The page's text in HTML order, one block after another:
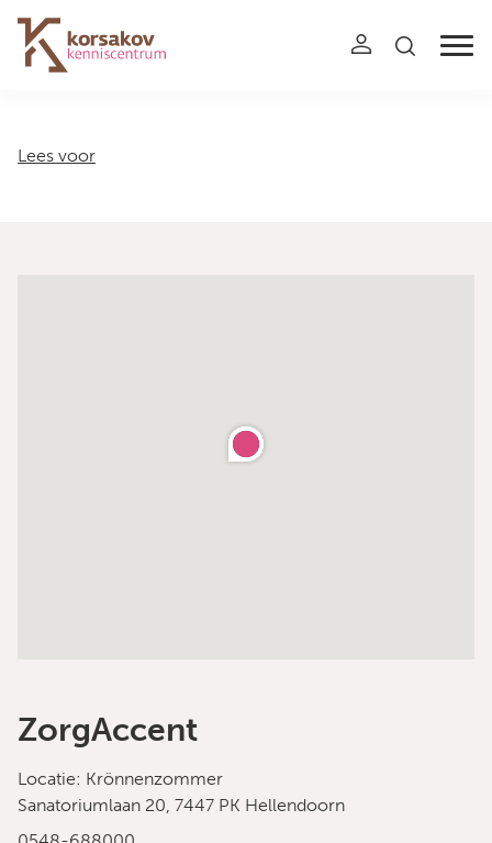
Navigation
Lees voor
ZorgAccent
Locatie: Krönnenzommer
Sanatoriumlaan 20, 7447 PK Hellendoorn